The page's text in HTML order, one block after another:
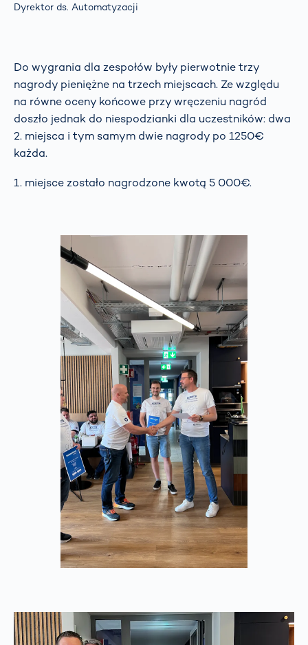
Dyrektor ds. Automatyzacji
Do wygrania dla zespołów były pierwotnie trzy
nagrody pieniężne na trzech miejscach. Ze względu
na równe oceny końcowe przy wręczeniu nagród
doszło jednak do niespodzianki dla uczestników: dwa
2. miejsca i tym samym dwie nagrody po 1250€
każda.
1. miejsce zostało nagrodzone kwotą 5 000€.